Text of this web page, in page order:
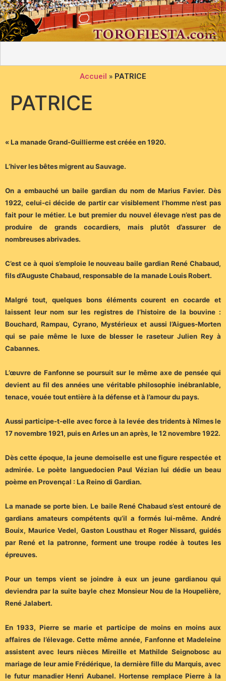
Accueil » PATRICE
PATRICE
« La manade Grand-Guillierme est créée en 1920.
L’hiver les bêtes migrent au Sauvage.
On a embauché un baile gardian du nom de Marius Favier. Dès
1922, celui-ci décide de partir car visiblement l’homme n’est pas
fait pour le métier. Le but premier du nouvel élevage n’est pas de
produire de grands cocardiers, mais plutôt d’assurer de
nombreuses abrivades.
C’est ce à quoi s’emploie le nouveau baile gardian René Chabaud,
fils d’Auguste Chabaud, responsable de la manade Louis Robert.
Malgré tout, quelques bons éléments courent en cocarde et
laissent leur nom sur les registres de l’histoire de la bouvine :
Bouchard, Rampau, Cyrano, Mystérieux et aussi l’Aigues-Morten
qui se paie même le luxe de blesser le raseteur Julien Rey à
Cabannes.
L’œuvre de Fanfonne se poursuit sur le même axe de pensée qui
devient au fil des années une véritable philosophie inébranlable,
tenace, vouée tout entière à la défense et à l’amour du pays.
Aussi participe-t-elle avec force à la levée des tridents à Nîmes le
17 novembre 1921, puis en Arles un an après, le 12 novembre 1922.
Dès cette époque, la jeune demoiselle est une figure respectée et
admirée. Le poète languedocien Paul Vézian lui dédie un beau
poème en Provençal : La Reino di Gardian.
La manade se porte bien. Le baile René Chabaud s’est entouré de
gardians amateurs compétents qu’il a formés lui-même. André
Bouix, Maurice Vedel, Gaston Lousthau et Roger Nissard, guidés
par René et la patronne, forment une troupe rodée à toutes les
épreuves.
Pour un temps vient se joindre à eux un jeune gardianou qui
deviendra par la suite bayle chez Monsieur Nou de la Houpelière,
René Jalabert.
En 1933, Pierre se marie et participe de moins en moins aux
affaires de l’élevage. Cette même année, Fanfonne et Madeleine
assistent avec leurs nièces Mireille et Mathilde Seignobosc au
mariage de leur amie Frédérique, la dernière fille du Marquis, avec
le futur manadier Henri Aubanel. Hortense remplace Pierre à la